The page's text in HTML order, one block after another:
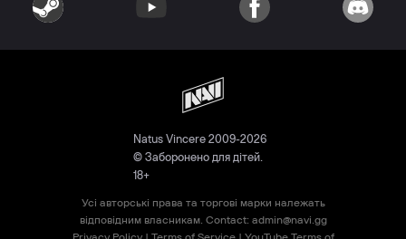
Natus Vincere 2009-2026
© Заборонено для дітей.
18+
Усі авторські права та торгові марки належать
відповідним власникам. Contact: admin@navi.gg